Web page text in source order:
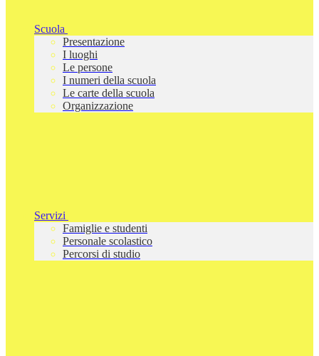
Scuola
Presentazione
I luoghi
Le persone
I numeri della scuola
Le carte della scuola
Organizzazione
Servizi
Famiglie e studenti
Personale scolastico
Percorsi di studio